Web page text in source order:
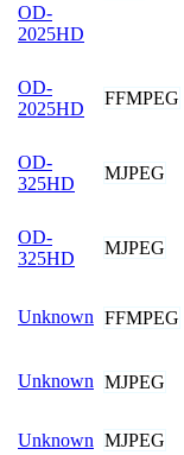
OD-
2025HD
OD-
2025HD
FFMPEG
OD-
325HD
MJPEG
OD-
325HD
MJPEG
Unknown FFMPEG
Unknown MJPEG
Unknown MJPEG